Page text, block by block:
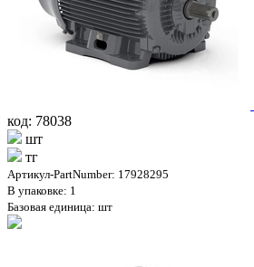
код: 78038
шт
тг
Артикул-PartNumber: 17928295
В упаковке: 1
Базовая единица: шт